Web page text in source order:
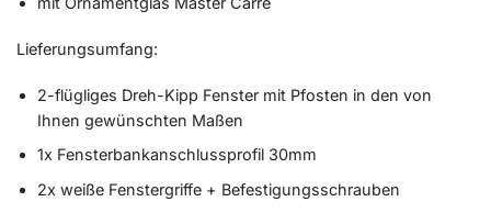
Lieferungsumfang:
2-flügliges Dreh-Kipp Fenster mit Pfosten in den von
Ihnen gewünschten Maßen
1x Fensterbankanschlussprofil 30mm
2x weiße Fenstergriffe + Befestigungsschrauben